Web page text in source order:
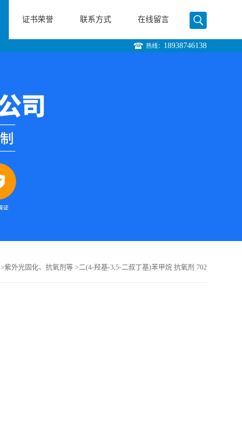
证书荣誉 联系方式 在线留言
热线： 18938746138
>紫外光固化、抗氧剂等 >二(4-羟基-3,5-二叔丁基)苯甲烷 抗氧剂 702